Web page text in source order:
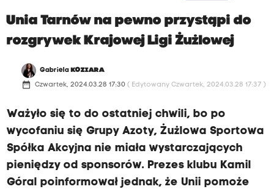
Unia Tarnów na pewno przystąpi do
rozgrywek Krajowej Ligi Żużlowej
Gabriela KOZIARA
date_range Czwartek, 2024.03.28 17:30 ( Edytowany Czwartek, 2024.03.28 17:37 )
Ważyło się to do ostatniej chwili, bo po
wycofaniu się Grupy Azoty, Żużlowa Sportowa
Spółka Akcyjna nie miała wystarczających
pieniędzy od sponsorów. Prezes klubu Kamil
Góral poinformował jednak, że Unii pomoże